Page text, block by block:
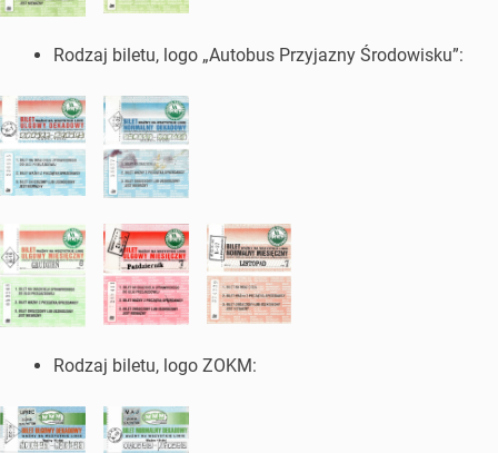
Rodzaj biletu, logo „Autobus Przyjazny Środowisku”:
Rodzaj biletu, logo ZOKM: